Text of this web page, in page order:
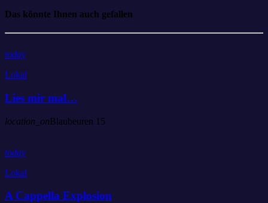
Das könnte Ihnen auch gefallen
today
Lokal
Lies mir mal…
location_onBlaubeuren 15
today
Lokal
A Cappella Explosion